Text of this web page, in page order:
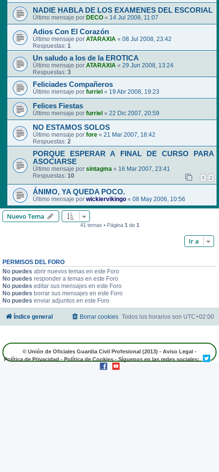
NADIE HABLA DE LOS EXAMENES DEL ESCORIAL
Último mensaje por DECO « 14 Jul 2008, 11:07
Adios Con El Corazón
Último mensaje por ATARAXIA « 08 Jul 2008, 23:42
Respuestas: 1
Un saludo a los de la EROTICA
Último mensaje por ATARAXIA « 29 Jun 2008, 13:24
Respuestas: 3
Feliciades Compañeros
Último mensaje por furriel « 19 Abr 2008, 19:23
Felices Fiestas
Último mensaje por furriel « 22 Dic 2007, 20:59
NO ESTAMOS SOLOS
Último mensaje por fore « 21 Mar 2007, 18:42
Respuestas: 2
PORQUE ESPERAR A FINAL DE CURSO PARA
ASOCIARSE
Último mensaje por sintagma « 16 Mar 2007, 23:41
Respuestas: 10 1 2
ÁNIMO, YA QUEDA POCO.
Último mensaje por wickiervikingo « 08 May 2006, 10:56
Nuevo Tema
41 temas • Página 1 de 1
Ir a
PERMISOS DEL FORO
No puedes abrir nuevos temas en este Foro
No puedes responder a temas en este Foro
No puedes editar sus mensajes en este Foro
No puedes borrar sus mensajes en este Foro
No puedes enviar adjuntos en este Foro
Índice general Todos los horarios son UTC+02:00
Borrar cookies
© Unión de Oficiales Guardia Civil Profesional (2013) - Aviso Legal -
Política de Privacidad - Política de Cookies - Síguenos en las redes sociales: